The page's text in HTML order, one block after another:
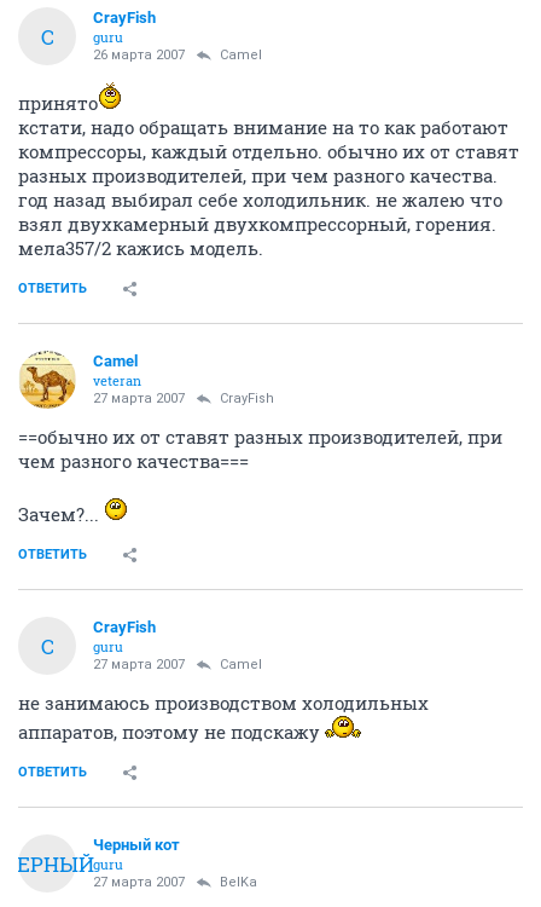
C
CrayFish
guru
26 марта 2007 Camel
принято
кстати, надо обращать внимание на то как работают
компрессоры, каждый отдельно. обычно их от ставят
разных производителей, при чем разного качества.
год назад выбирал себе холодильник. не жалею что
взял двухкамерный двухкомпрессорный, горения.
мела357/2 кажись модель.
ОТВЕТИТЬ
Camel
veteran
27 марта 2007 CrayFish
==обычно их от ставят разных производителей, при
чем разного качества===
Зачем?...
ОТВЕТИТЬ
C
CrayFish
guru
27 марта 2007 Camel
не занимаюсь производством холодильных
аппаратов, поэтому не подскажу
ОТВЕТИТЬ
ЧЕРНЫЙ
Черный кот
guru
27 марта 2007 BelKa